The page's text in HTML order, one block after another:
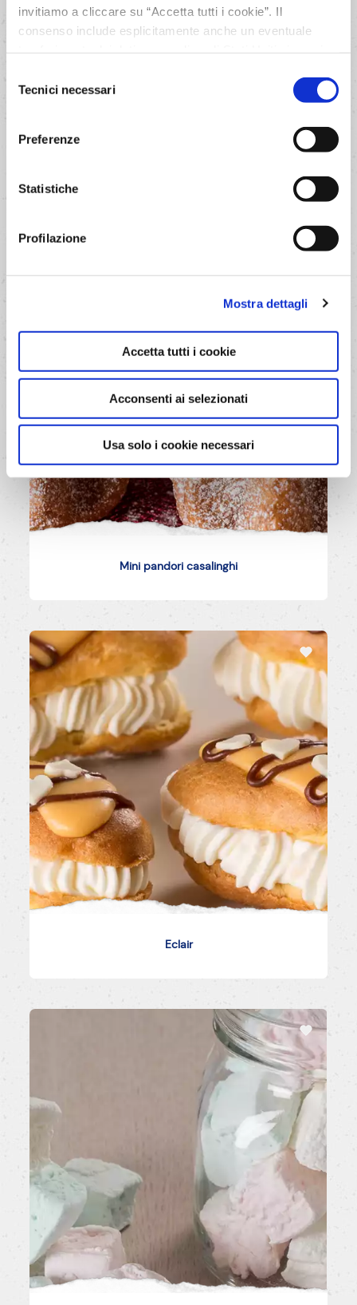
invitiamo a cliccare su “Accetta tutti i cookie”. Il
consenso include esplicitamente anche un eventuale
anche sul trasferimento dei dati a fornitori di tecnologia e
partner negli Stati Uniti consultare la nostra informativa
selezionare o negare il tuo consenso per alcuni o tutti i
possibile revocare il consenso in qualsiasi momento.
delTecnici necessari
Preferenze
Statistiche
Profilazione
Mostra dettagli
Accetta tutti i cookie
Acconsenti ai selezionati
Usa solo i cookie necessari
Mini pandori casalinghi
Eclair